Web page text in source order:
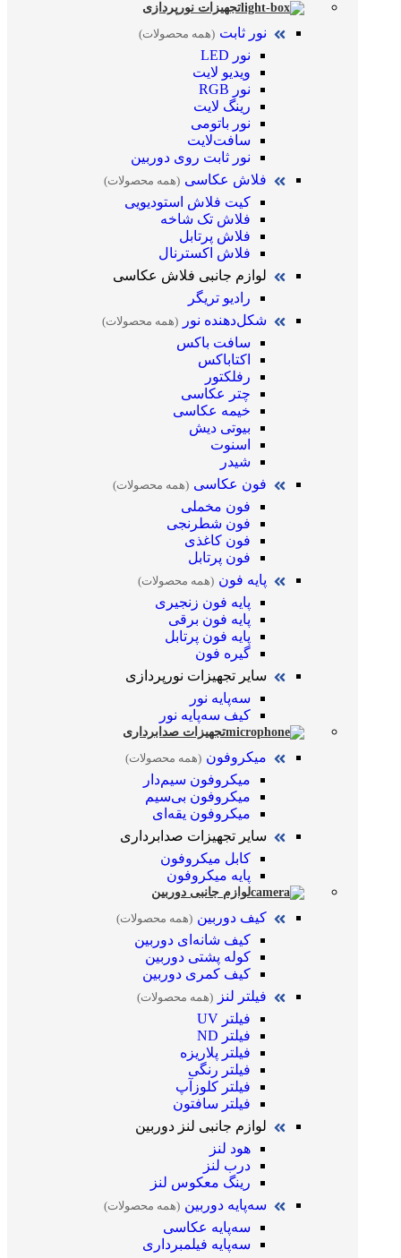
تجهیزات نورپردازی
نور ثابت (همه محصولات)
نور LED
ویدیو لایت
نور RGB
رینگ لایت
نور باتومی
سافت‌لایت
نور ثابت روی دوربین
فلاش عکاسی (همه محصولات)
کیت فلاش استودیویی
فلاش تک شاخه
فلاش پرتابل
فلاش اکسترنال
لوازم جانبی فلاش عکاسی
رادیو تریگر
شکل‌دهنده نور
(همه محصولات)
سافت باکس
اکتاباکس
رفلکتور
چتر عکاسی
خیمه عکاسی
بیوتی دیش
اسنوت
شیدر
فون عکاسی (همه محصولات)
فون مخملی
فون شطرنجی
فون کاغذی
فون پرتابل
پایه فون (همه محصولات)
پایه فون زنجیری
پایه فون برقی
پایه فون پرتابل
گیره فون
سایر تجهیزات نورپردازی
سه‌پایه نور
کیف سه‌پایه نور
تجهیزات صدابرداری
میکروفون (همه محصولات)
میکروفون سیم‌دار
میکروفون بی‌سیم
میکروفون یقه‌ای
سایر تجهیزات صدابرداری
کابل میکروفون
پایه میکروفون
لوازم جانبی دوربین
کیف دوربین (همه محصولات)
کیف شانه‌ای دوربین
کوله پشتی دوربین
کیف کمری دوربین
فیلتر لنز
(همه محصولات)
فیلتر UV
فیلتر ND
فیلتر پلاریزه
فیلتر رنگی
فیلتر کلوزآپ
فیلتر سافتون
لوازم جانبی لنز دوربین
هود لنز
درب لنز
رینگ معکوس لنز
سه‌پایه دوربین (همه محصولات)
سه‌پایه عکاسی
سه‌پایه فیلمبرداری